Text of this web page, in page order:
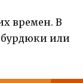
времен. В
бурдюки или